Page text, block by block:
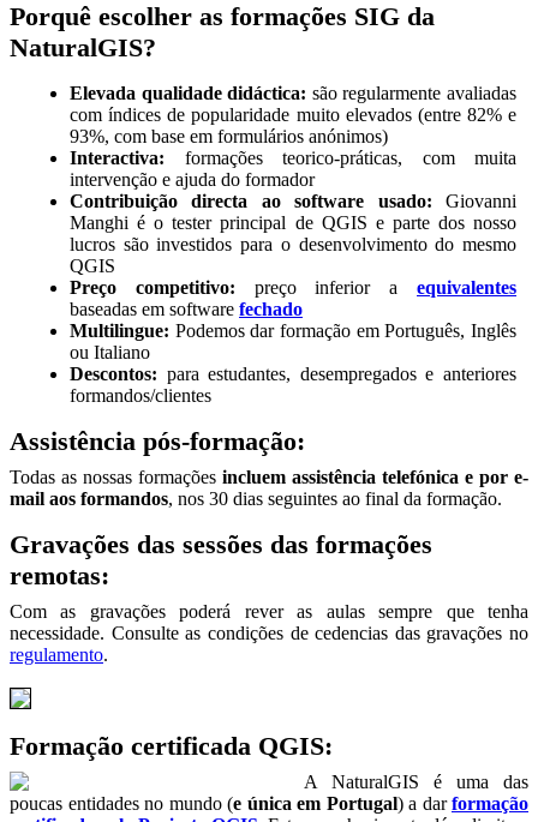
Porquê escolher as formações SIG da
NaturalGIS?
Elevada qualidade didáctica: são regularmente avaliadas
com índices de popularidade muito elevados (entre 82% e
93%, com base em formulários anónimos)
Interactiva: formações teorico-práticas, com muita
intervenção e ajuda do formador
Contribuição directa ao software usado: Giovanni
Manghi é o tester principal de QGIS e parte dos nosso
lucros são investidos para o desenvolvimento do mesmo
QGIS
Preço competitivo: preço inferior aequivalentes
baseadas em software fechado
Multilingue: Podemos dar formação em Português, Inglês
ou Italiano
Descontos: para estudantes, desempregados e anteriores
formandos/clientes
Assistência pós-formação:
Todas as nossas formações incluem assistência telefónica e por e-
mail aos formandos, nos 30 dias seguintes ao final da formação.
Gravações das sessões das formações
remotas:
Com as gravações poderá rever as aulas sempre que tenha
necessidade. Consulte as condições de cedencias das gravações no
regulamento.
Formação certificada QGIS:
A NaturalGIS é uma das
poucas entidades no mundo (e única em Portugal) a darformação